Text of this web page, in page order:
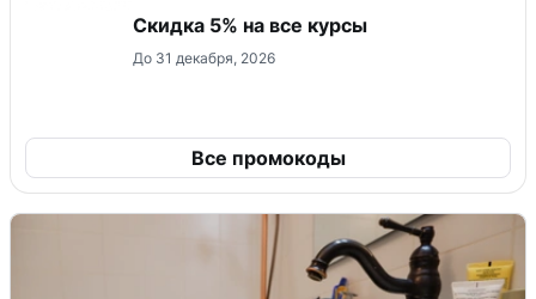
Скидка 5% на все курсы
До 31 декабря, 2026
Все промокоды